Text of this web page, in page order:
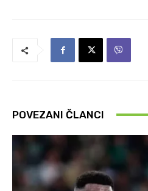
POVEZANI ČLANCI